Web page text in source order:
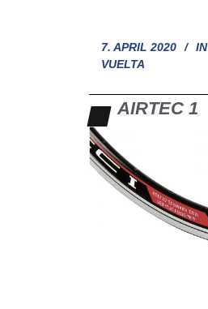
7. APRIL 2020 IN
VUELTA
AIRTEC 1